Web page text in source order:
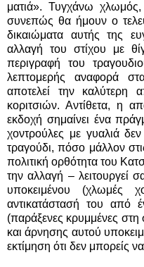
ματιά». Τυγχάνω χλωμός,
συνεπώς θα ήμουν ο
δικαιώματα αυτής της
αλλαγή του στίχου με
περιγραφή του
λεπτομερής αναφορά
αποτελεί την καλύτερη
κοριτσιών. Αντίθετα, η
εκδοχή σημαίνει ένα
χοντρούλες με γυαλιά
τραγούδι, πόσο μάλλον
πολιτική ορθότητα του
την αλλαγή – λειτουργεί
υποκειμένου (χλωμές
αντικατάστασή του από
(παράξενες κρυμμένες στη
και άρνησης αυτού
εκτίμηση ότι δεν μπορείς